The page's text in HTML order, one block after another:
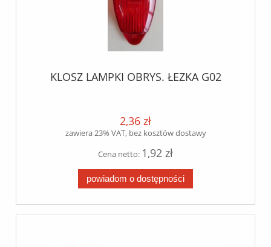
KLOSZ LAMPKI OBRYS. ŁEZKA G02
2,36 zł
zawiera 23% VAT, bez kosztów dostawy
Cena netto: 1,92 zł
powiadom o dostępności